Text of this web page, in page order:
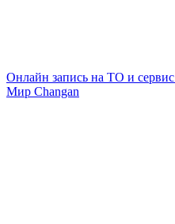
Онлайн запись на ТО и сервис
Мир Changan